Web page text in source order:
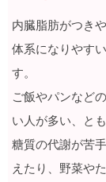
内臓脂肪がつき
体系になりやす
す。
ご飯やパンなど
い人が多い、と
糖質の代謝が苦
えたり、野菜や